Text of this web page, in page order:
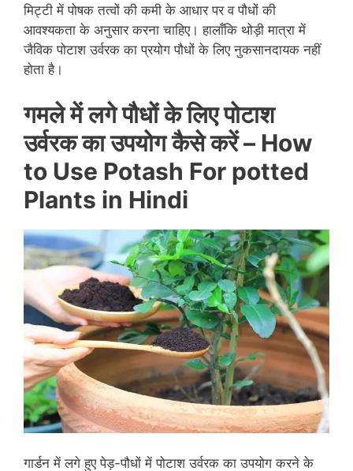
मिट्टी में पोषक तत्वों की कमी के आधार पर व पौधों की
आवश्यकता के अनुसार करना चाहिए। हालाँकि थोड़ी मात्रा में
जैविक पोटाश उर्वरक का प्रयोग पौधों के लिए नुकसानदायक नहीं
होता है।
गमले में लगे पौधों के लिए पोटाश
उर्वरक का उपयोग कैसे करें – How
to Use Potash For potted
Plants in Hindi
गार्डन में लगे हुए पेड़-पौधों में पोटाश उर्वरक का उपयोग करने के